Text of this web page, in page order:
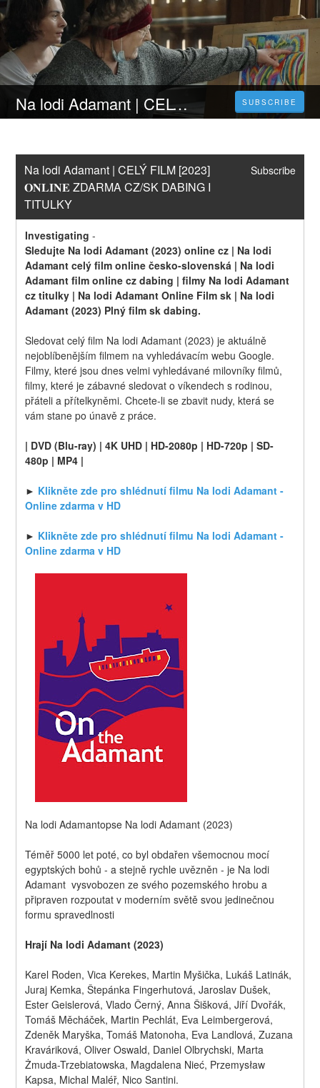
Na lodi Adamant | CELÝ FILM [2023] 𝐎𝐍𝐋𝐈𝐍𝐄 ZDARMA CZ/SK DABING I TITULKY SUBSCRIBE
Na lodi Adamant | CELÝ FILM [2023]
𝐎𝐍𝐋𝐈𝐍𝐄 ZDARMA CZ/SK DABING I
TITULKY
Subscribe
Investigating -
Sledujte Na lodi Adamant (2023) online cz | Na lodi
Adamant celý film online česko-slovenská | Na lodi
Adamant film online cz dabing | filmy Na lodi Adamant
cz titulky | Na lodi Adamant Online Film sk | Na lodi
Adamant (2023) Plný film sk dabing.
Sledovat celý film Na lodi Adamant (2023) je aktuálně
nejoblíbenějším filmem na vyhledávacím webu Google.
Filmy, které jsou dnes velmi vyhledávané milovníky filmů,
filmy, které je zábavné sledovat o víkendech s rodinou,
přáteli a přítelkyněmi. Chcete-li se zbavit nudy, která se
vám stane po únavě z práce.
| DVD (Blu-ray) | 4K UHD | HD-2080p | HD-720p | SD-
480p | MP4 |
► Klikněte zde pro shlédnutí filmu Na lodi Adamant -
Online zdarma v HD
► Klikněte zde pro shlédnutí filmu Na lodi Adamant -
Online zdarma v HD
Na lodi Adamantopse Na lodi Adamant (2023)
Téměř 5000 let poté, co byl obdařen všemocnou mocí
egyptských bohů - a stejně rychle uvězněn - je Na lodi
Adamant  vysvobozen ze svého pozemského hrobu a
připraven rozpoutat v moderním světě svou jedinečnou
formu spravedlnosti
Hrají Na lodi Adamant (2023)
Karel Roden, Vica Kerekes, Martin Myšička, Lukáš Latinák,
Juraj Kemka, Štepánka Fingerhutová, Jaroslav Dušek,
Ester Geislerová, Vlado Černý, Anna Šišková, Jiří Dvořák,
Tomáš Měcháček, Martin Pechlát, Eva Leimbergerová,
Zdeněk Maryška, Tomáš Matonoha, Eva Landlová, Zuzana
Kraváriková, Oliver Oswald, Daniel Olbrychski, Marta
Żmuda-Trzebiatowska, Magdalena Nieć, Przemysław
Kapsa, Michal Maléř, Nico Santini.